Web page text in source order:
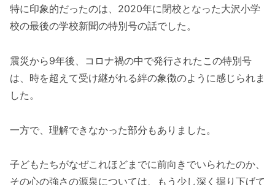
特に印象的だったのは、2020年に閉校となった大沢小学
校の最後の学校新聞の特別号の話でした。
震災から9年後、コロナ禍の中で発行されたこの特別号
は、時を超えて受け継がれる絆の象徴のように感じられま
した。
一方で、理解できなかった部分もありました。
子どもたちがなぜこれほどまでに前向きでいられたのか、
その心の強さの源泉については、もう少し深く掘り下げて